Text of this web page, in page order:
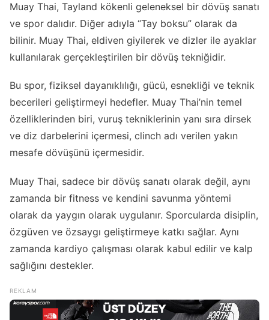
Muay Thai, Tayland kökenli geleneksel bir dövüş sanatı
ve spor dalıdır. Diğer adıyla “Tay boksu” olarak da
bilinir. Muay Thai, eldiven giyilerek ve dizler ile ayaklar
kullanılarak gerçekleştirilen bir dövüş tekniğidir.
Bu spor, fiziksel dayanıklılığı, gücü, esnekliği ve teknik
becerileri geliştirmeyi hedefler. Muay Thai’nin temel
özelliklerinden biri, vuruş tekniklerinin yanı sıra dirsek
ve diz darbelerini içermesi, clinch adı verilen yakın
mesafe dövüşünü içermesidir.
Muay Thai, sadece bir dövüş sanatı olarak değil, aynı
zamanda bir fitness ve kendini savunma yöntemi
olarak da yaygın olarak uygulanır. Sporcularda disiplin,
özgüven ve özsaygı geliştirmeye katkı sağlar. Aynı
zamanda kardiyo çalışması olarak kabul edilir ve kalp
sağlığını destekler.